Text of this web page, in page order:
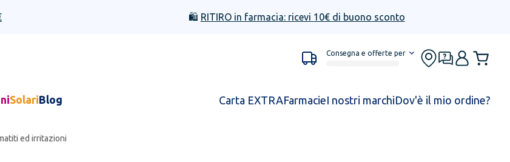
🛍️ RITIRO in farmacia: ricevi 10€ di buono sconto
Consegna e offerte per
SolariBlog Carta EXTRAFarmacieI nostri marchiDov'è il mio ordine?
ed irritazioni